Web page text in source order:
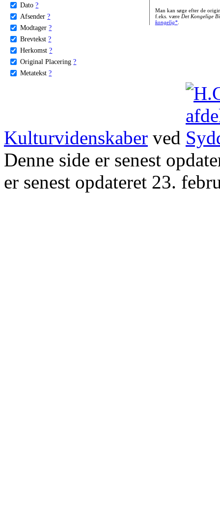
Dato ?
Afsender ?
Modtager ?
Brevtekst ?
Herkomst ?
Original Placering ?
Metatekst ?
Man kan søge efter de
f.eks. være Det Kongelige
kongelig*.
Kulturvidenskaber ved
Denne side er senest
er senest opdateret 23.